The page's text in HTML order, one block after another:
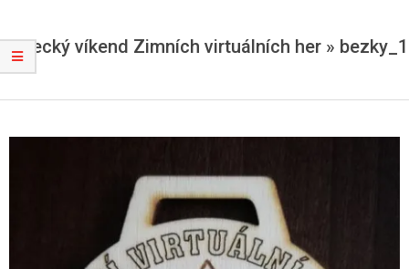
Běžecký víkend Zimních virtuálních her » bezky_1